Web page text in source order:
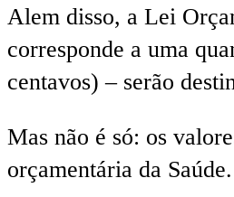
Alem disso, a Lei
corresponde a uma
centavos) – serão
Mas não é só: os
orçamentária da Saúde.